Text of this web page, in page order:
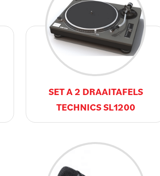
SET A 2 DRAAITAFELS
TECHNICS SL1200